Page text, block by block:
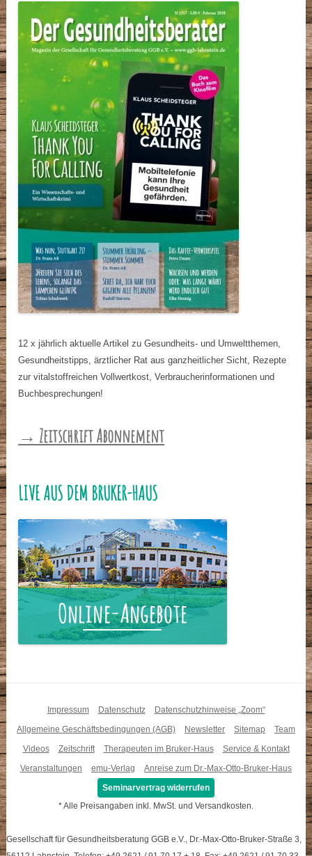
12 x jährlich aktuelle Artikel zu Gesundheits- und Umweltthemen,
Gesundheitstipps, ärztlicher Rat aus ganzheitlicher Sicht, Rezepte
zur vitalstoffreichen Vollwertkost, Verbraucherinformationen und
Buchbesprechungen!
→ Zeitschrift Abonnement
LIVE AUS DEM BRUKER-HAUS
Impressum Datenschutz
Datenschutzhinweise „Zoom“
Allgemeine Geschäftsbedingungen (AGB)
Newsletter Sitemap
Team
Videos
Zeitschrift Therapeuten im Bruker-Haus
Service & Kontakt
Veranstaltungen
emu-Verlag
Anreise zum Dr.-Max-Otto-Bruker-Haus
Seminarvertrag widerrufen
* Alle Preisangaben inkl. MwSt. und Versandkosten.
Gesellschaft für Gesundheitsberatung GGB e.V., Dr.-Max-Otto-Bruker-Straße 3,